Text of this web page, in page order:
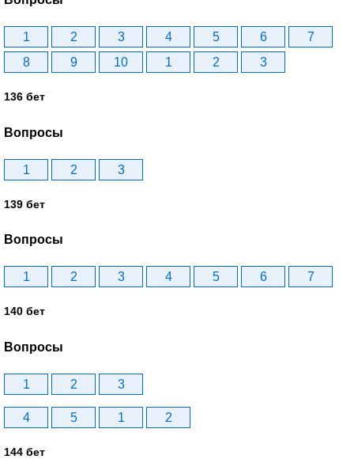
1 2 3 4 5 6
7
8
9 10 1 2 3
136 бет
Вопросы
1 2 3
139 бет
Вопросы
1 2 3 4 5 6 7
140 бет
Вопросы
1 2 3
4 5 1 2
144 бет